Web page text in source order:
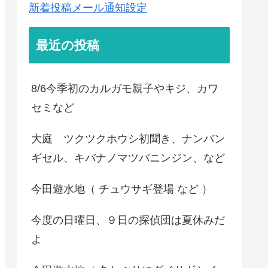
新着投稿メール通知設定
最近の投稿
8/6今季初のカルガモ親子やキジ、カワ
セミなど
大庭 ツクツクホウシ初聞き、ナンバン
ギセル、キバナノマツバニンジン、など
今田遊水地（ チュウサギ登場 など ）
今度の日曜日、９日の探偵団は夏休みだ
よ